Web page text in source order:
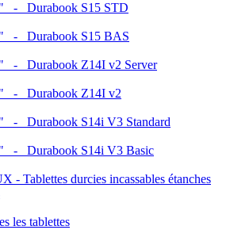
- Durabook S15 STD
- Durabook S15 BAS
- Durabook Z14I v2 Server
- Durabook Z14I v2
- Durabook S14i V3 Standard
- Durabook S14i V3 Basic
les tablettes